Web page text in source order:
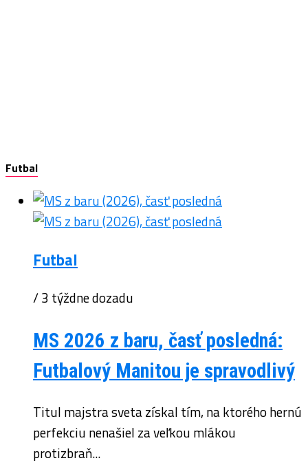
Futbal
Futbal
/ 3 týždne dozadu
MS 2026 z baru, časť posledná:
Futbalový Manitou je spravodlivý
Titul majstra sveta získal tím, na ktorého hernú
perfekciu nenašiel za veľkou mlákou
protizbraň...